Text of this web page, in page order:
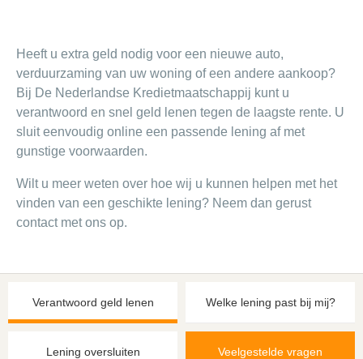
Heeft u extra geld nodig voor een nieuwe auto,
verduurzaming van uw woning of een andere aankoop?
Bij De Nederlandse Kredietmaatschappij kunt u
verantwoord en snel geld lenen tegen de laagste rente. U
sluit eenvoudig online een passende lening af met
gunstige voorwaarden.
Wilt u meer weten over hoe wij u kunnen helpen met het
vinden van een geschikte lening? Neem dan gerust
contact met ons op.
Verantwoord geld lenen Welke lening past bij mij?
Lening oversluiten Veelgestelde vragen